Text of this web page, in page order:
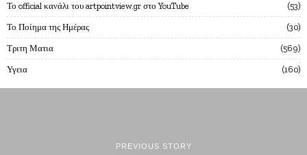
Το official κανάλι του artpointview.gr στο YouTube 53
Το Ποίημα της Ημέρας 30
Τριτη Ματια 569
Υγεια 160
PREVIOUS STORY